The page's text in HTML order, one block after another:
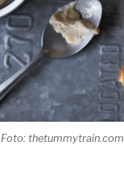
Foto: thetummytrain.com